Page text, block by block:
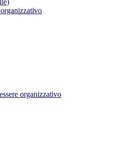
organizzativo